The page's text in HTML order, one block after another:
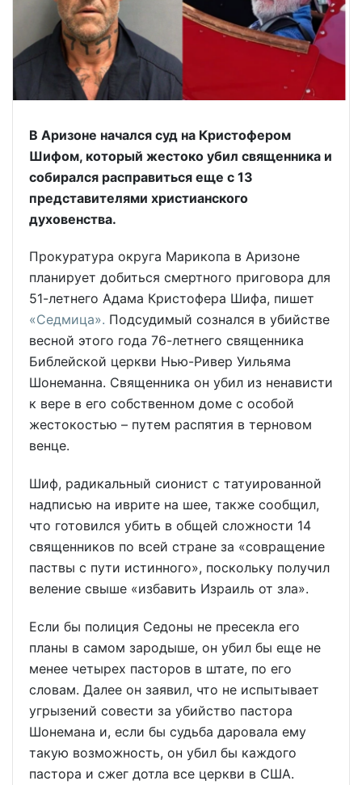
В Аризоне начался суд на Кристофером
Шифом, который жестоко убил священника и
собирался расправиться еще с 13
представителями христианского
духовенства.
Прокуратура округа Марикопа в Аризоне
планирует добиться смертного приговора для
51-летнего Адама Кристофера Шифа, пишет
«Седмица». Подсудимый сознался в убийстве
весной этого года 76-летнего священника
Библейской церкви Нью-Ривер Уильяма
Шонеманна. Священника он убил из ненависти
к вере в его собственном доме с особой
жестокостью – путем распятия в терновом
венце.
Шиф, радикальный сионист с татуированной
надписью на иврите на шее, также сообщил,
что готовился убить в общей сложности 14
священников по всей стране за «совращение
паствы с пути истинного», поскольку получил
веление свыше «избавить Израиль от зла».
Если бы полиция Седоны не пресекла его
планы в самом зародыше, он убил бы еще не
менее четырех пасторов в штате, по его
словам. Далее он заявил, что не испытывает
угрызений совести за убийство пастора
Шонемана и, если бы судьба даровала ему
такую возможность, он убил бы каждого
пастора и сжег дотла все церкви в США.